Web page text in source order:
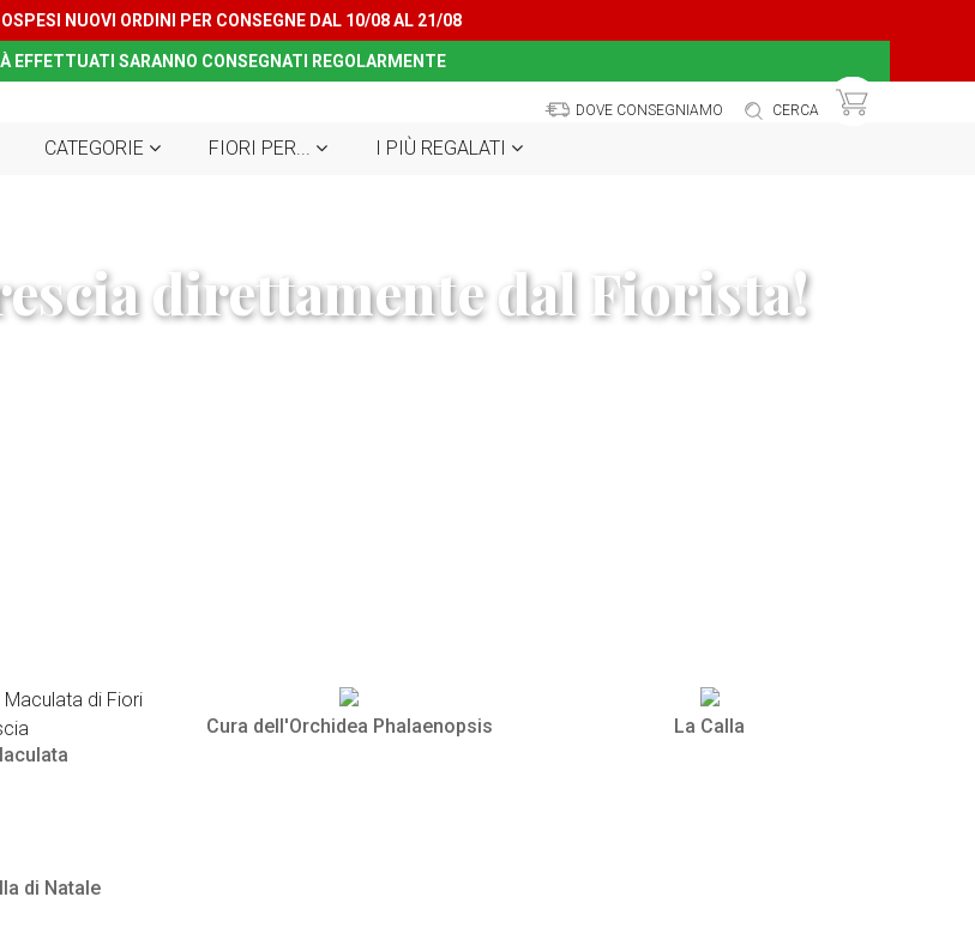
NUOVI ORDINI PER CONSEGNE DAL 10/08 AL 21/08
EFFETTUATI SARANNO CONSEGNATI REGOLARMENTE
DOVE CONSEGNIAMO CERCA
CATEGORIE FIORI PER... I PIÙ REGALATI
direttamente dal Fiorista!
Cura dell'Orchidea Phalaenopsis La Calla
di Natale